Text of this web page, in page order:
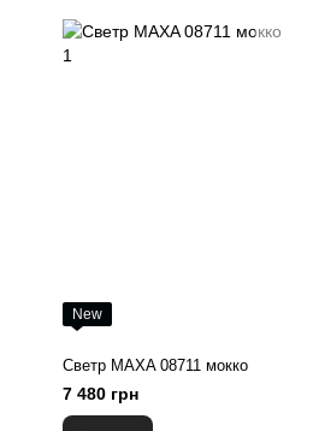
New
Светр MAXA 08711 мокко
7 480 грн